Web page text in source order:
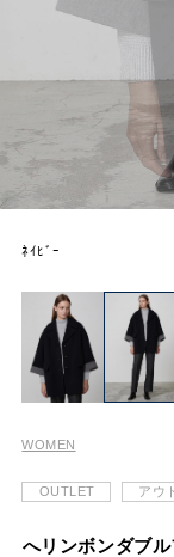
ﾈｲﾋﾞｰ
WOMEN
OUTLET アウ
へリンボンダブ